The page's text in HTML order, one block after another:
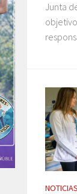
Junta
NOTICIAS